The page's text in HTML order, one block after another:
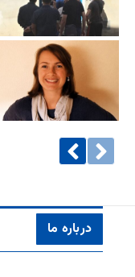
درباره ما